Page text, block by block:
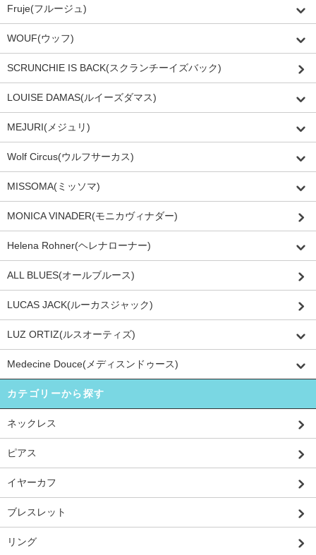
Fruje(フルージュ)
WOUF(ウッフ)
SCRUNCHIE IS BACK(スクランチーイズバック)
LOUISE DAMAS(ルイーズダマス)
MEJURI(メジュリ)
Wolf Circus(ウルフサーカス)
MISSOMA(ミッソマ)
MONICA VINADER(モニカヴィナダー)
Helena Rohner(ヘレナローナー)
ALL BLUES(オールブルース)
LUCAS JACK(ルーカスジャック)
LUZ ORTIZ(ルスオーティズ)
Medecine Douce(メディスンドゥース)
カテゴリーから探す
ネックレス
ピアス
イヤーカフ
ブレスレット
リング